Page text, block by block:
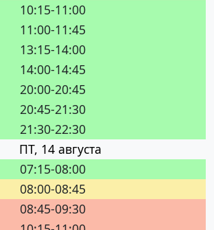
10:15-11:00
11:00-11:45
13:15-14:00
14:00-14:45
20:00-20:45
20:45-21:30
21:30-22:30
ПТ, 14 августа
07:15-08:00
08:00-08:45
08:45-09:30